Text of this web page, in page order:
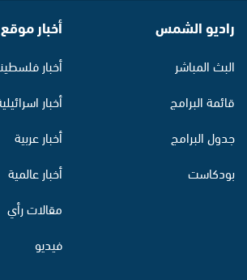
راديو الشمس
البث المباشر
قائمة البرامج
جدول البرامج
بودكاست
أخبار
أخبار
أخبار
أخبار عربية
أخبار عالمية
مقالات رأي
فيديو